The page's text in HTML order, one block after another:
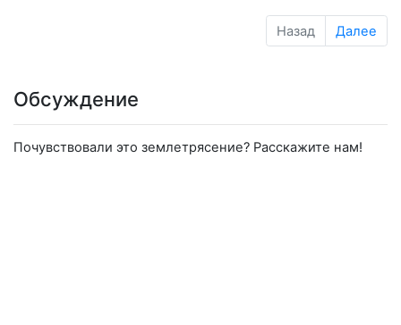
Назад Далее
Обсуждение
Почувствовали это землетрясение? Расскажите нам!